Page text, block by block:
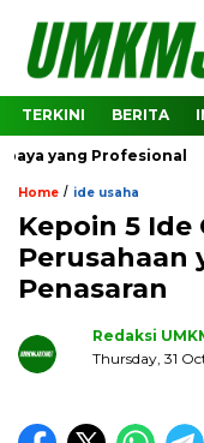
TERKINI BERITA
Profesional
Home / ide usaha
Kepoin 5
Perusahaan
Penasaran
Redaksi
Thursday, 31